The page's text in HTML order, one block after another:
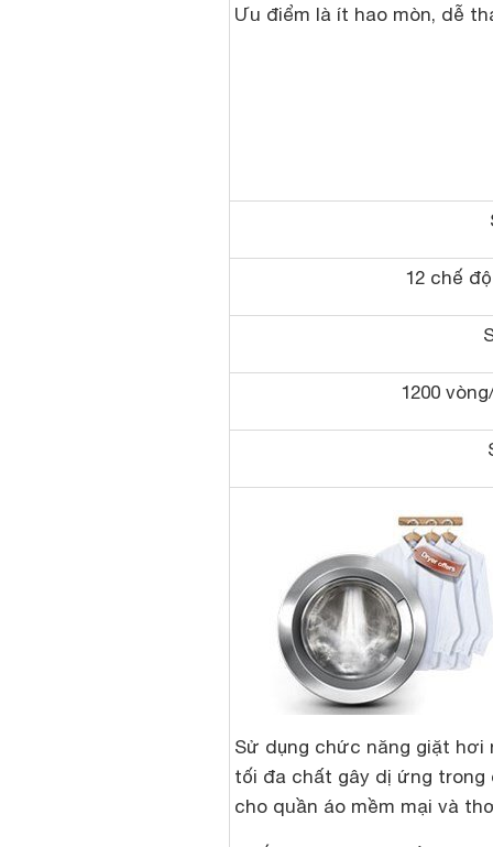
Ưu điểm là ít hao mòn, dễ
12 chế
1200
Sử dụng chức năng giặt hơi
tối đa chất gây dị ứng trong
cho quần áo mềm mại và